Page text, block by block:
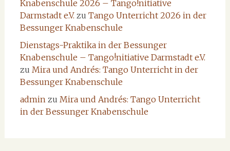
Knabenschule 2026 – Tango!nitiative
Darmstadt e.V.zu Tango Unterricht 2026 in der
Bessunger Knabenschule
Dienstags-Praktika in der Bessunger
Knabenschule – Tango!nitiative Darmstadt e.V.
zu Mira und Andrés: Tango Unterricht in der
Bessunger Knabenschule
admin zu Mira und Andrés: Tango Unterricht
in der Bessunger Knabenschule